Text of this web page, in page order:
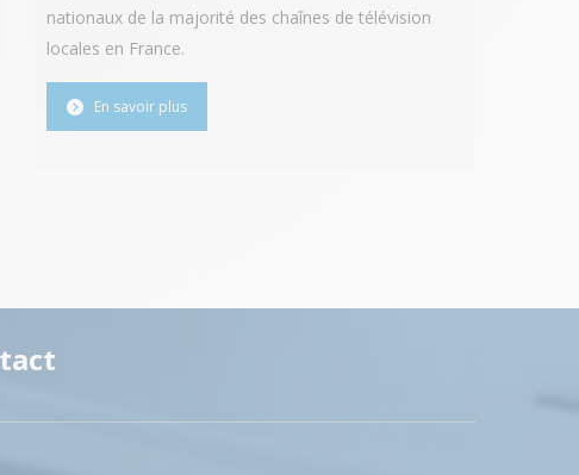
nationaux de la majorité des chaînes de télévision
locales en France.
En savoir plus